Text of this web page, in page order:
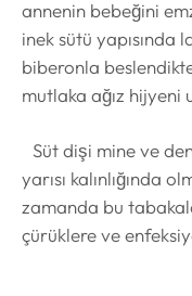
annenin bebeğini
inek sütü yapısında
biberonla
mutlaka ağız hijyeni
Süt dişi mine ve
yarısı kalınlığında
zamanda bu
çürüklere ve